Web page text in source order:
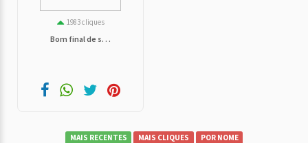
1983 cliques
Bom final de s. . .
MAIS RECENTES MAIS CLIQUES POR NOME